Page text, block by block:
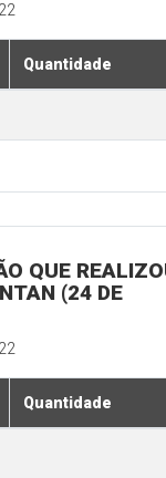
Quantidade
QUE
(24 DE
Quantidade